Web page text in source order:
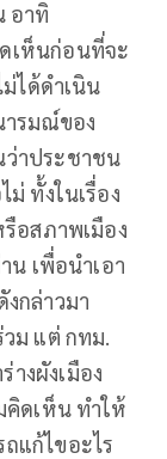
อาทิ
เห็นก่อนที่จะ
ได้ดำเนิน
ารมณ์ของ
าประชาชน
ทั้งในเรื่อง
อสภาพเมือง
น เพื่อนำเอา
กล่าวมา
ม แต่ กทม.
งผังเมือง
คิดเห็น ทำให้
แก้ไขอะไร